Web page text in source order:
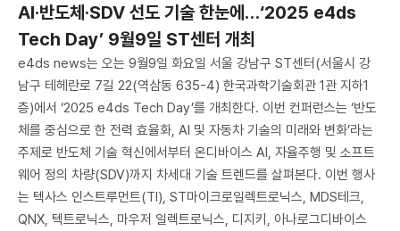
AI·반도체·SDV 선도 기술 한눈에…‘2025 e4ds
Tech Day’ 9월9일 ST센터 개최
e4ds news는 오는 9월9일 화요일 서울 강남구 ST센터(서울시 강
남구 테헤란로 7길 22(역삼동 635-4) 한국과학기술회관 1관 지하1
층)에서 ‘2025 e4ds Tech Day’를 개최한다. 이번 컨퍼런스는 ‘반도
체를 중심으로 한 전력 효율화, AI 및 자동차 기술의 미래와 변화’라는
주제로 반도체 기술 혁신에서부터 온디바이스 AI, 자율주행 및 소프트
웨어 정의 차량(SDV)까지 차세대 기술 트렌드를 살펴본다. 이번 행사
는 텍사스 인스트루먼트(TI), ST마이크로일렉트로닉스, MDS테크,
QNX, 텍트로닉스, 마우저 일렉트로닉스, 디지키, 아나로그디바이스